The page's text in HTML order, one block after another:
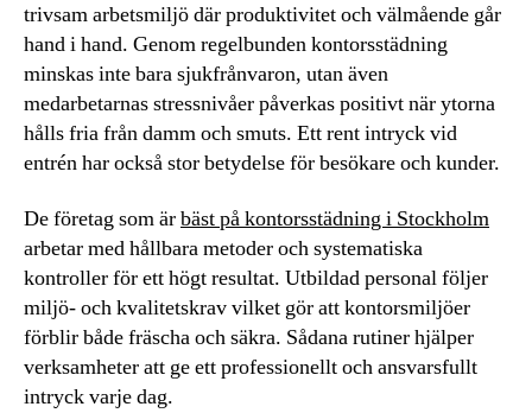
trivsam arbetsmiljö där produktivitet och välmående går
hand i hand. Genom regelbunden kontorsstädning
minskas inte bara sjukfrånvaron, utan även
medarbetarnas stressnivåer påverkas positivt när ytorna
hålls fria från damm och smuts. Ett rent intryck vid
entrén har också stor betydelse för besökare och kunder.
De företag som ärbäst på kontorsstädning i Stockholm
arbetar med hållbara metoder och systematiska
kontroller för ett högt resultat. Utbildad personal följer
miljö- och kvalitetskrav vilket gör att kontorsmiljöer
förblir både fräscha och säkra. Sådana rutiner hjälper
verksamheter att ge ett professionellt och ansvarsfullt
intryck varje dag.